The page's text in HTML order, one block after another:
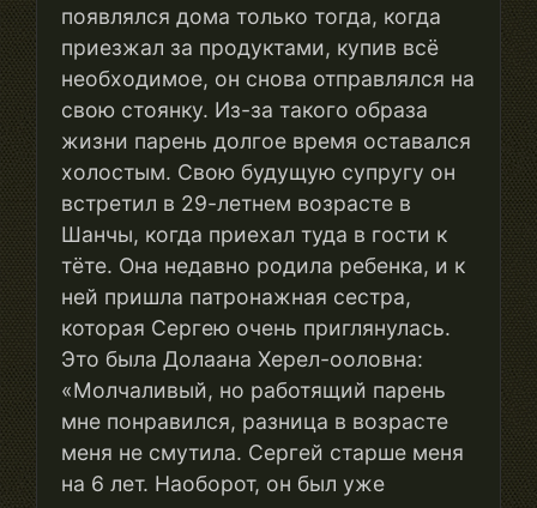
появлялся дома только тогда, когда
приезжал за продуктами, купив всё
необходимое, он снова отправлялся на
свою стоянку. Из-за такого образа
жизни парень долгое время оставался
холостым. Свою будущую супругу он
встретил в 29-летнем возрасте в
Шанчы, когда приехал туда в гости к
тёте. Она недавно родила ребенка, и к
ней пришла патронажная сестра,
которая Сергею очень приглянулась.
Это была Долаана Херел-ооловна:
«Молчаливый, но работящий парень
мне понравился, разница в возрасте
меня не смутила. Сергей старше меня
на 6 лет. Наоборот, он был уже